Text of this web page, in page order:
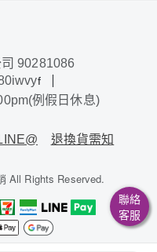
90281086
f
例假日休息)
退換貨需知
All Rights Reserved.
聯絡
客服